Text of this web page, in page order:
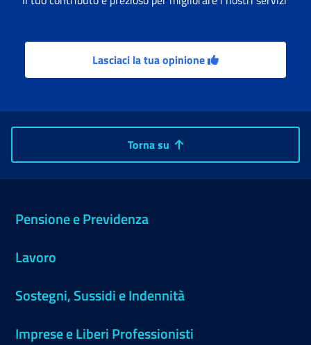
Lasciaci la tua opinione
Torna su
Pensione e Previdenza
Lavoro
Sostegni, Sussidi e Indennità
Imprese e Liberi Professionisti